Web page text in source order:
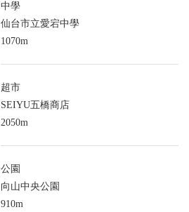
中學
仙台市立愛宕中學
1070m
超市
SEIYU五橋商店
2050m
公園
向山中央公園
910m